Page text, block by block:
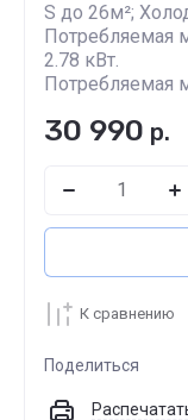
S до 26м²;
Потребляемая
2.78 кВт.
Потребляемая
30 990 р.
К сравнению
Поделиться